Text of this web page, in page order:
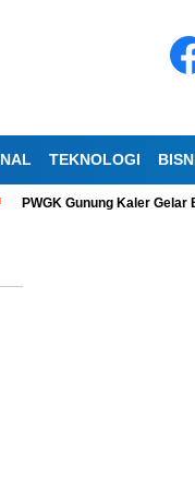
TEKNOLOGI
PWGK Gunung Kaler Gelar